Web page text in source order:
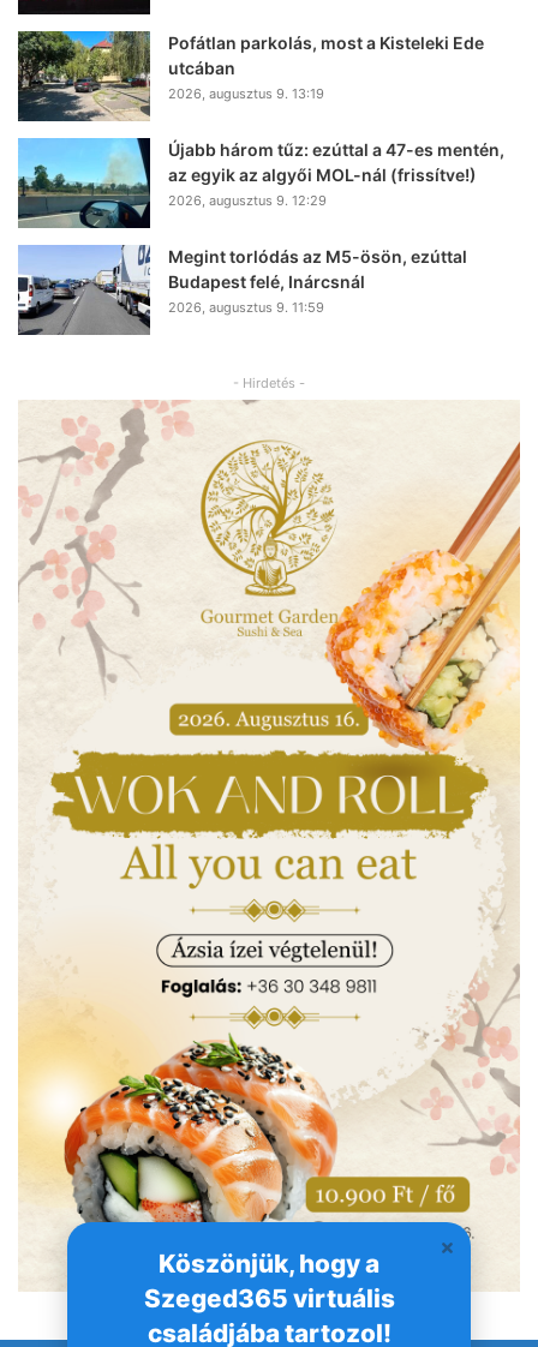
Köszönjük, hogy a
Szeged365 virtuális
családjába tartozol!
Pofátlan parkolás, most a Kisteleki Ede
utcában
2026, augusztus 9. 13:19
Újabb három tűz: ezúttal a 47-es mentén,
az egyik az algyői MOL-nál (frissítve!)
2026, augusztus 9. 12:29
Megint torlódás az M5-ösön, ezúttal
Budapest felé, Inárcsnál
2026, augusztus 9. 11:59
- Hirdetés -